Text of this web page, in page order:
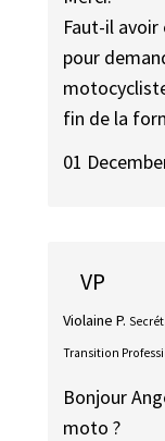
Faut-il
pour
fin de la
01
VP
Violaine P.
Transition
Bonjour
moto ?